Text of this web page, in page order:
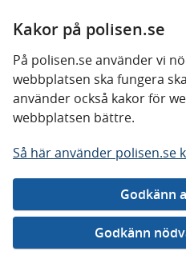
Kakor på polisen.se
På polisen.se använder vi
webbplatsen ska fungera
använder också kakor för
webbplatsen bättre.
Så här använder polisen.se